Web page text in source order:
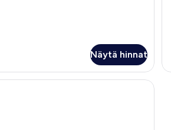
Näytä hinnat